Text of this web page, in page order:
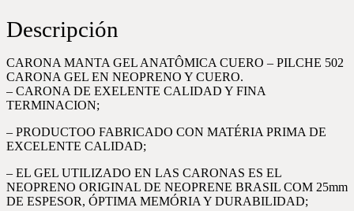
Descripción
CARONA MANTA GEL ANATÔMICA CUERO – PILCHE 502
CARONA GEL EN NEOPRENO Y CUERO.
– CARONA DE EXELENTE CALIDAD Y FINA
TERMINACION;
– PRODUCTOO FABRICADO CON MATÉRIA PRIMA DE
EXCELENTE CALIDAD;
– EL GEL UTILIZADO EN LAS CARONAS ES EL
NEOPRENO ORIGINAL DE NEOPRENE BRASIL COM 25mm
DE ESPESOR, ÓPTIMA MEMÓRIA Y DURABILIDAD;